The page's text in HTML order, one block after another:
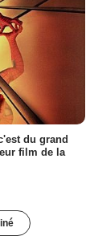
du grand
film de la